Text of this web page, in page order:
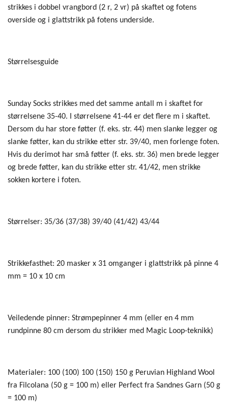
strikkes i dobbel vrangbord (2 r, 2 vr) på skaftet og fotens
overside og i glattstrikk på fotens underside.
Størrelsesguide
Sunday Socks strikkes med det samme antall m i skaftet for
størrelsene 35-40. I størrelsene 41-44 er det flere m i skaftet.
Dersom du har store føtter (f. eks. str. 44) men slanke legger og
slanke føtter, kan du strikke etter str. 39/40, men forlenge foten.
Hvis du derimot har små føtter (f. eks. str. 36) men brede legger
og brede føtter, kan du strikke etter str. 41/42, men strikke
sokken kortere i foten.
Størrelser: 35/36 (37/38) 39/40 (41/42) 43/44
Strikkefasthet: 20 masker x 31 omganger i glattstrikk på pinne 4
mm = 10 x 10 cm
Veiledende pinner: Strømpepinner 4 mm (eller en 4 mm
rundpinne 80 cm dersom du strikker med Magic Loop-teknikk)
Materialer: 100 (100) 100 (150) 150 g Peruvian Highland Wool
fra Filcolana (50 g = 100 m) eller Perfect fra Sandnes Garn (50 g
= 100 m)